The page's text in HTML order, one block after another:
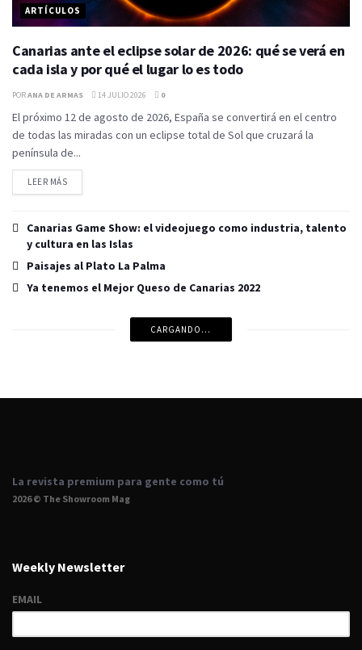
ARTÍCULOS
Canarias ante el eclipse solar de 2026: qué se verá en
cada isla y por qué el lugar lo es todo
PORANA DE ARMAS 14 JULIO 2026 0
El próximo 12 de agosto de 2026, España se convertirá en el centro
de todas las miradas con un eclipse total de Sol que cruzará la
península de...
LEER MÁS
Canarias Game Show: el videojuego como industria, talento
y cultura en las Islas
Paisajes al Plato La Palma
Ya tenemos el Mejor Queso de Canarias 2022
CARGANDO...
La revista premium para gente como tú
2026 © The Showroom Mag
Weekly Newsletter
EMAIL